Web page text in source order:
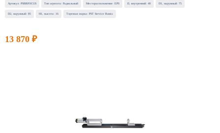
Артикул: PSBRFOCUS Тип агрегата: Радиальный Месторасположение: EPS D, внутренний: 40 D1, наружный: 75
D2, наружный: 85 H1, высота: 16 Торговая марка: PST Service Russia
13 870 ₽